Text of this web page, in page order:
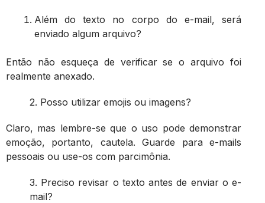
Além do texto no corpo do e-mail, será
enviado algum arquivo?
Então não esqueça de verificar se o arquivo foi
realmente anexado.
2. Posso utilizar emojis ou imagens?
Claro, mas lembre-se que o uso pode demonstrar
emoção, portanto, cautela. Guarde para e-mails
pessoais ou use-os com parcimônia.
3. Preciso revisar o texto antes de enviar o e-
mail?